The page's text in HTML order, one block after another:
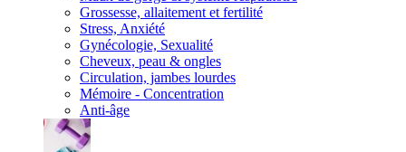
Grossesse, allaitement et fertilité
Stress, Anxiété
Gynécologie, Sexualité
Cheveux, peau & ongles
Circulation, jambes lourdes
Mémoire - Concentration
Anti-âge